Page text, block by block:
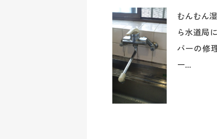
むんむん
ら水道局
バーの修
ー...